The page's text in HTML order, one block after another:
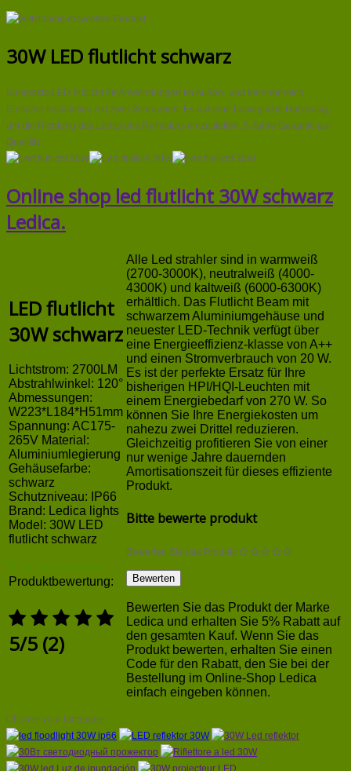
30W LED flutlicht schwarz
Kompakte LED-flutlicht für Anwendungen im Außen- und Innenbereich.
Einfache Installation mit zwei Schrauben. Es hat eine bewegliche Halterung,
um die Richtung des Lichts des Reflektors einzustellen. 5 Jahre Garantie auf
Qualität
Online shop led flutlicht 30W schwarz
Ledica.
LED flutlicht
30W schwarz
Lichtstrom: 2700LM
Abstrahlwinkel: 120°
Abmessungen:
W223*L184*H51mm
Spannung: AC175-
265V Material:
Aluminiumlegierung
Gehäusefarbe:
schwarz
Schutzniveau: IP66
Brand: Ledica lights
Model: 30W LED
flutlicht schwarz
Produktbewertung:
5/5 (2)
Alle Led strahler sind in warmweiß
(2700-3000K), neutralweiß (4000-
4300K) und kaltweiß (6000-6300K)
erhältlich. Das Flutlicht Beam mit
schwarzem Aluminiumgehäuse und
neuester LED-Technik verfügt über
eine Energieeffizienz-klasse von A++
und einen Stromverbrauch von 20 W.
Es ist der perfekte Ersatz für Ihre
bisherigen HPI/HQI-Leuchten mit
einem Energiebedarf von 270 W. So
können Sie Ihre Energiekosten um
nahezu zwei Drittel reduzieren.
Gleichzeitig profitieren Sie von einer
nur wenige Jahre dauernden
Amortisationszeit für dieses effiziente
Produkt.
Bitte bewerte produkt
Bewerten Sie das Produkt
Bewerten Sie das Produkt der Marke
Ledica und erhalten Sie 5% Rabatt auf
den gesamten Kauf. Wenn Sie das
Produkt bewerten, erhalten Sie einen
Code für den Rabatt, den Sie bei der
Bestellung im Online-Shop Ledica
einfach eingeben können.
Choose your language: